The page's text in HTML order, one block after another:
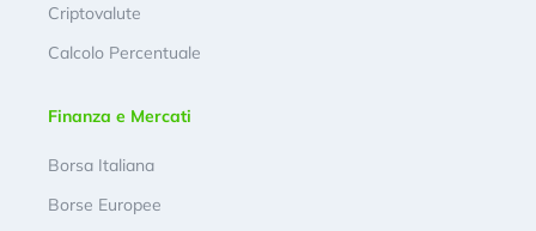
Criptovalute
Calcolo Percentuale
Finanza e Mercati
Borsa Italiana
Borse Europee